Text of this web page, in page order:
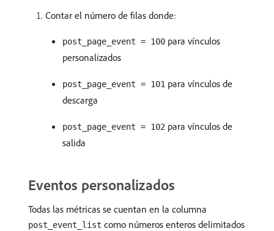
Contar el número de filas donde:
post_page_event = 100 para vínculos
personalizados
post_page_event = 101 para vínculos de
descarga
post_page_event = 102 para vínculos de
salida
Eventos personalizados
Todas las métricas se cuentan en la columna
post_event_list como números enteros delimitados